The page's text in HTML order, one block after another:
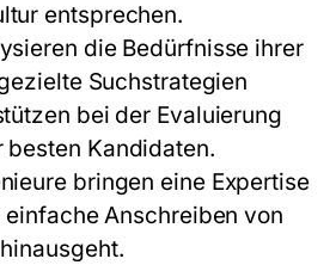
entsprechen.
die Bedürfnisse ihrer
Suchstrategien
bei der Evaluierung
besten Kandidaten.
bringen eine Expertise
Anschreiben von